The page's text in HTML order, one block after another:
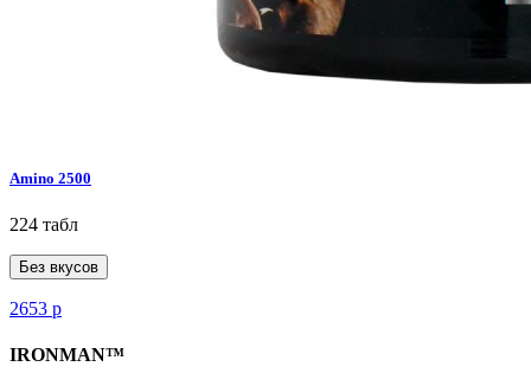
Amino 2500
224 табл
Без вкусов
2653 р
IRONMAN™